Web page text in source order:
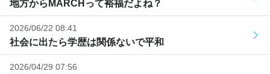
地方からMARCHって裕福だよね？
2026/06/22 08:41
社会に出たら学歴は関係ないで平和
2026/04/29 07:56